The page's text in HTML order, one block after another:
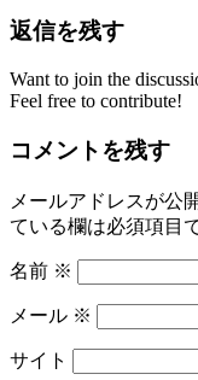
返信を残す
Want to join the
Feel free to contribute!
コメントを残す
メールアドレスが公
ている欄は必須項目
名前 ※
メール ※
サイト